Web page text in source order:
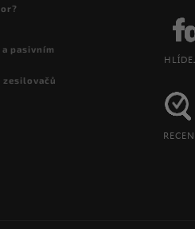
pasivním
zesilovačů